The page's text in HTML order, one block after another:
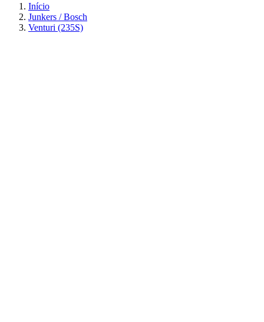
Início
Junkers / Bosch
Venturi (235S)